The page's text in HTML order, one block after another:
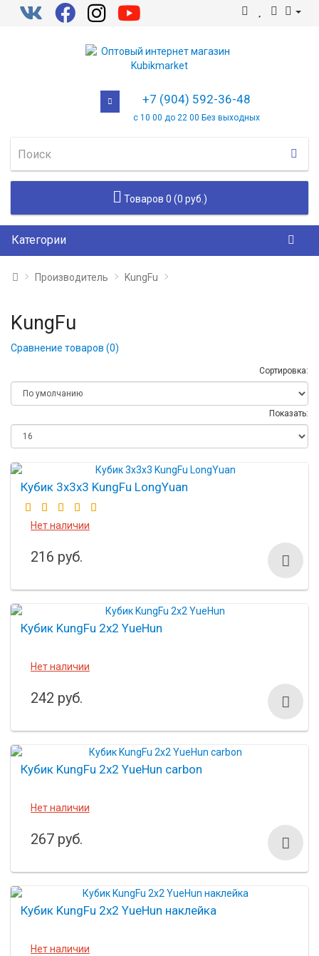
+7 (904) 592-36-48
с 10 00 до 22 00 Без выходных
Товаров 0 (0 руб.)
Категории
Производитель KungFu
KungFu
Сравнение товаров (0)
Сортировка:
Показать:
Кубик 3х3х3 KungFu LongYuan
Нет наличии
216 руб.
Кубик KungFu 2x2 YueHun
Нет наличии
242 руб.
Кубик KungFu 2x2 YueHun carbon
Нет наличии
267 руб.
Кубик KungFu 2x2 YueHun наклейка
Нет наличии